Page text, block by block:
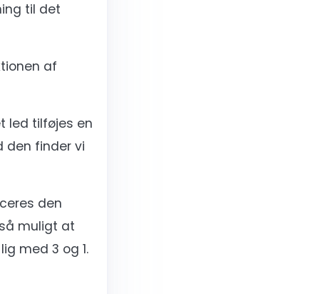
til det
af
led tilføjes en
den finder vi
den
muligt at
med 3 og 1.